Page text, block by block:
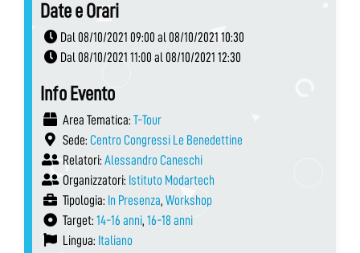
Date e Orari
Dal 08/10/2021 09:00 al 08/10/2021 10:30
Dal 08/10/2021 11:00 al 08/10/2021 12:30
Info Evento
Area Tematica: T-Tour
Sede: Centro Congressi Le Benedettine
Relatori: Alessandro Caneschi
Organizzatori: Istituto Modartech
Tipologia: In Presenza, Workshop
Target: 14-16 anni, 16-18 anni
Lingua: Italiano